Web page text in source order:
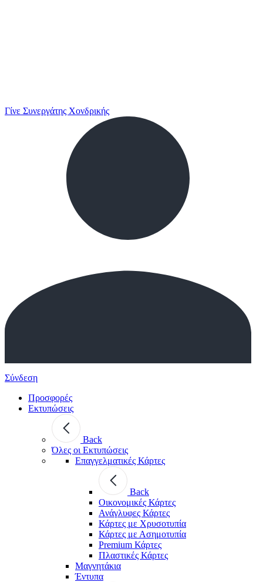
Γίνε Συνεργάτης Χονδρικής
Σύνδεση
Προσφορές
Εκτυπώσεις
Back
Όλες οι Εκτυπώσεις
Επαγγελματικές Κάρτες
Back
Οικονομικές Κάρτες
Ανάγλυφες Κάρτες
Κάρτες με Χρυσοτυπία
Κάρτες με Ασημοτυπία
Premium Κάρτες
Πλαστικές Κάρτες
Μαγνητάκια
Έντυπα